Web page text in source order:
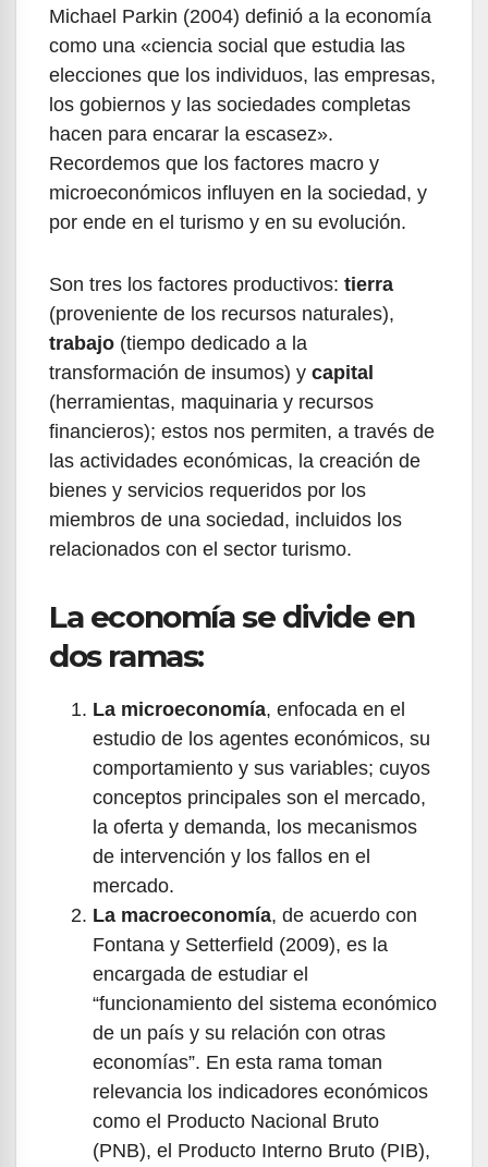
Michael Parkin (2004) definió a la economía
como una «ciencia social que estudia las
elecciones que los individuos, las empresas,
los gobiernos y las sociedades completas
hacen para encarar la escasez».
Recordemos que los factores macro y
microeconómicos influyen en la sociedad, y
por ende en el turismo y en su evolución.
Son tres los factores productivos: tierra
(proveniente de los recursos naturales),
trabajo (tiempo dedicado a la
transformación de insumos) y capital
(herramientas, maquinaria y recursos
financieros); estos nos permiten, a través de
las actividades económicas, la creación de
bienes y servicios requeridos por los
miembros de una sociedad, incluidos los
relacionados con el sector turismo.
La economía se divide en
dos ramas:
La microeconomía, enfocada en el
estudio de los agentes económicos, su
comportamiento y sus variables; cuyos
conceptos principales son el mercado,
la oferta y demanda, los mecanismos
de intervención y los fallos en el
mercado.
La macroeconomía, de acuerdo con
Fontana y Setterfield (2009), es la
encargada de estudiar el
“funcionamiento del sistema económico
de un país y su relación con otras
economías”. En esta rama toman
relevancia los indicadores económicos
como el Producto Nacional Bruto
(PNB), el Producto Interno Bruto (PIB),